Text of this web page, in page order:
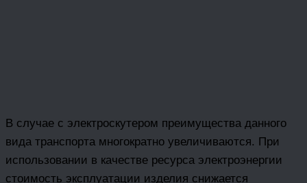
В случае с электроскутером преимущества данного
вида транспорта многократно увеличиваются. При
использовании в качестве ресурса электроэнергии
стоимость эксплуатации изделия снижается